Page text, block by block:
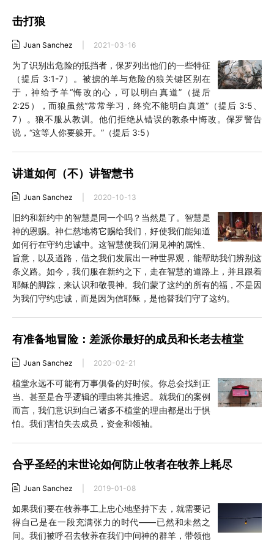
击打狼
Juan Sanchez 2021-03-16
为了识别出危险的抵挡者，保罗列出他们的一些特征
（提后 3:1-7）。被掳的羊与危险的狼关键区别在
于，神给予羊“悔改的心，可以明白真道”（提后
2:25），而狼虽然“常常学习，终究不能明白真道”（提后 3:5、
7）。狼不服从教训。他们拒绝从错误的教条中悔改。保罗警告
说，“这等人你要躲开。”（提后 3:5）
讲道如何（不）讲智慧书
Juan Sanchez 2020-10-13
旧约和新约中的智慧是同一个吗？当然是了。智慧是
神的恩赐。神仁慈地将它赐给我们，好使我们能知道
如何行在守约忠诚中。这智慧使我们洞见神的属性、
旨意，以及道路，借之我们发展出一种世界观，能帮助我们辨别这
条义路。如今，我们服在新约之下，走在智慧的道路上，并且跟着
耶稣的脚踪，来认识和敬畏神。我们蒙了这约的所有的福，不是因
为我们守约忠诚，而是因为信耶稣，是他替我们守了这约。
有准备地冒险：差派你最好的成员和长老去植堂
Juan Sanchez 2020-02-21
植堂永远不可能有万事俱备的好时候。你总会找到正
当、甚至是合乎逻辑的理由将其推迟。就我们的案例
而言，我们意识到自己诸多不植堂的理由都是出于惧
怕。我们害怕失去成员，资金和领袖。
合乎圣经的末世论如何防止牧者在牧养上耗尽
Juan Sanchez 2019-01-08
如果我们要在牧养事工上忠心地坚持下去，就需要记
得自己是在一段充满张力的时代——已然和未然之
间。我们被呼召去牧养在我们中间神的群羊，带领他